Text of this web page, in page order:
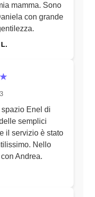
mamma. Sono
con grande
Enel di
semplici
il servizio è stato
Nello
Andrea.